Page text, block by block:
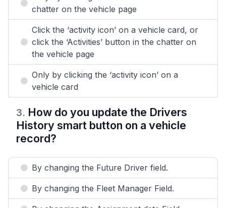
chatter on the vehicle page
Click the ‘activity icon’ on a vehicle card, or
click the ‘Activities’ button in the chatter on
the vehicle page
Only by clicking the ‘activity icon’ on a
vehicle card
3. How do you update the Drivers
History smart button on a vehicle
record?
By changing the Future Driver field.
By changing the Fleet Manager Field.